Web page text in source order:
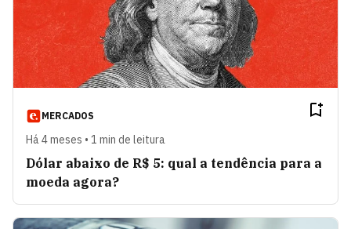
MERCADOS
Há 4 meses • 1 min de leitura
Dólar abaixo de R$ 5: qual a tendência para a
moeda agora?